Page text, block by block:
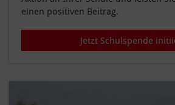
einen positiven Beitrag.
Jetzt Schulspende